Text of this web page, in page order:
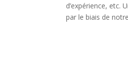
d’expérience, etc.
par le biais de